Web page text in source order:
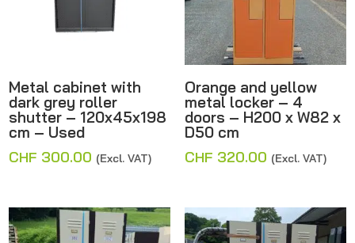
Metal cabinet with
dark grey roller
shutter – 120x45x198
cm – Used
CHF 300.00 (Excl. VAT)
Orange and yellow
metal locker – 4
doors – H200 x W82 x
D50 cm
CHF 320.00 (Excl. VAT)